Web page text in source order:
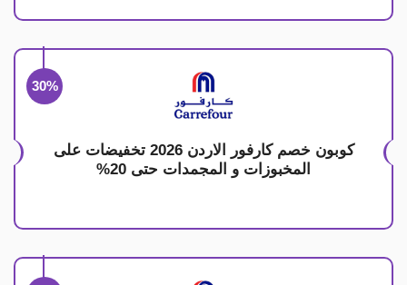
30%
كوبون خصم كارفور الاردن 2026 تخفيضات على
المخبوزات و المجمدات حتى 20%